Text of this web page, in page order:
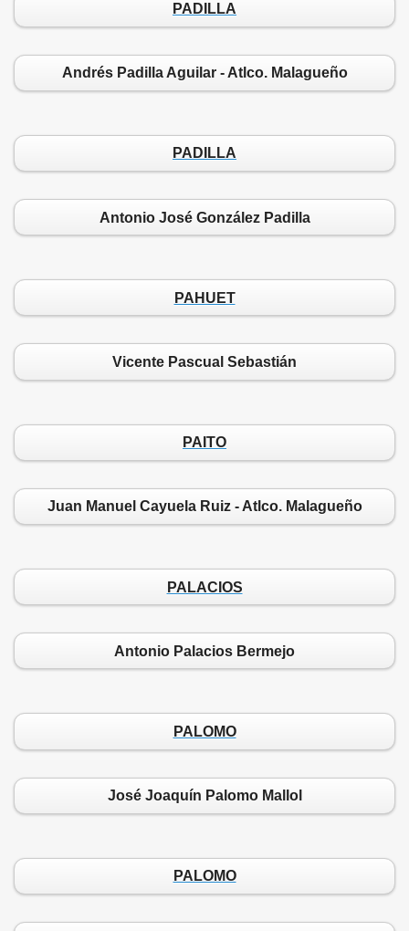
PADILLA
Andrés Padilla Aguilar - Atlco. Malagueño
PADILLA
Antonio José González Padilla
PAHUET
Vicente Pascual Sebastián
PAITO
Juan Manuel Cayuela Ruiz - Atlco. Malagueño
PALACIOS
Antonio Palacios Bermejo
PALOMO
José Joaquín Palomo Mallol
PALOMO